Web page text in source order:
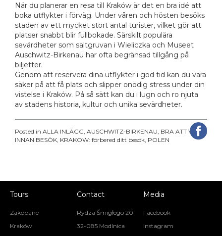
När du planerar en resa till Kraków är det en bra idé att
boka utflykter i förväg. Under våren och hösten besöks
staden av ett mycket stort antal turister, vilket gör att
platser snabbt blir fullbokade. Särskilt populära
sevärdheter som saltgruvan i Wieliczka och Museet
Auschwitz-Birkenau har ofta begränsad tillgång på
biljetter.
Genom att reservera dina utflykter i god tid kan du vara
säker på att få plats och slipper onödig stress under din
vistelse i Kraków. På så sätt kan du i lugn och ro njuta
av stadens historia, kultur och unika sevärdheter.
Posted in ALLA INLÄGG AUSCHWITZ-BIRKENAU BRA ATT VETA
INNAN BESÖK KRAKOW: förbered ditt besök POLEN
Tours
Zakopane
Kraków
Contact
Rydza Śmigłego 20
32-085 Modlnica
Media
Facebook
Instagram